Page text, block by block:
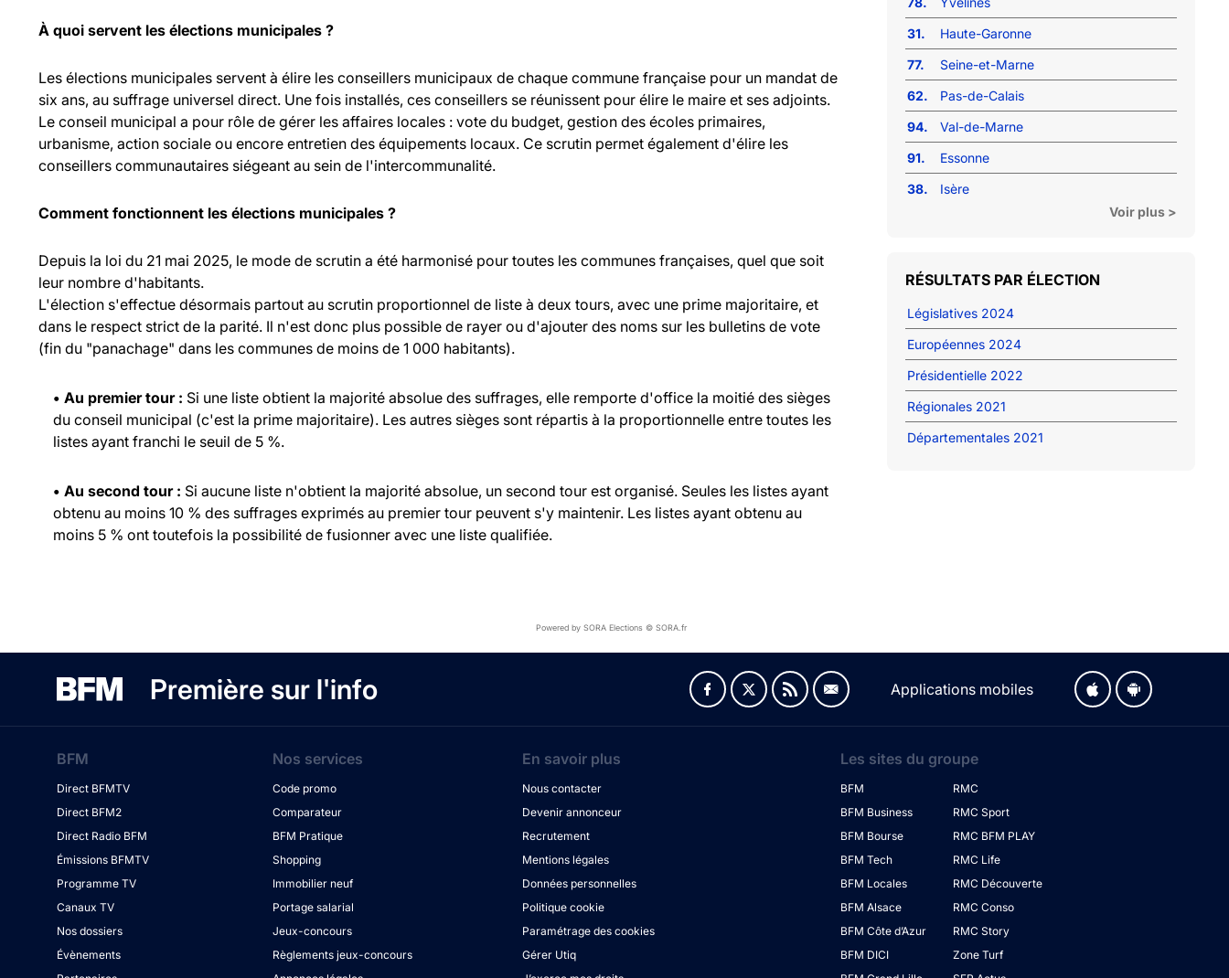
À quoi servent les élections municipales ?
Les élections municipales servent à élire les conseillers municipaux de chaque commune française pour un mandat de
six ans, au suffrage universel direct. Une fois installés, ces conseillers se réunissent pour élire le maire et ses adjoints.
Le conseil municipal a pour rôle de gérer les affaires locales : vote du budget, gestion des écoles primaires,
urbanisme, action sociale ou encore entretien des équipements locaux. Ce scrutin permet également d'élire les
conseillers communautaires siégeant au sein de l'intercommunalité.
Comment fonctionnent les élections municipales ?
Depuis la loi du 21 mai 2025, le mode de scrutin a été harmonisé pour toutes les communes françaises, quel que soit
leur nombre d'habitants.
L'élection s'effectue désormais partout au scrutin proportionnel de liste à deux tours, avec une prime majoritaire, et
dans le respect strict de la parité. Il n'est donc plus possible de rayer ou d'ajouter des noms sur les bulletins de vote
(fin du "panachage" dans les communes de moins de 1 000 habitants).
• Au premier tour : Si une liste obtient la majorité absolue des suffrages, elle remporte d'office la moitié des sièges
du conseil municipal (c'est la prime majoritaire). Les autres sièges sont répartis à la proportionnelle entre toutes les
listes ayant franchi le seuil de 5 %.
• Au second tour : Si aucune liste n'obtient la majorité absolue, un second tour est organisé. Seules les listes ayant
obtenu au moins 10 % des suffrages exprimés au premier tour peuvent s'y maintenir. Les listes ayant obtenu au
moins 5 % ont toutefois la possibilité de fusionner avec une liste qualifiée.
31.
Haute-Garonne
77.
Seine-et-Marne
62.
Pas-de-Calais
94.
Val-de-Marne
91.
Essonne
38.
Isère
Voir plus >
RÉSULTATS PAR ÉLECTION
Législatives 2024
Européennes 2024
Présidentielle 2022
Régionales 2021
Départementales 2021
Powered by SORA Elections © SORA.fr
Première sur l'info Applications mobiles
BFM
Direct BFMTV
Direct BFM2
Direct Radio BFM
Émissions BFMTV
Programme TV
Canaux TV
Nos dossiers
Évènements
Nos services
Code promo
Comparateur
BFM Pratique
Shopping
Immobilier neuf
Portage salarial
Jeux-concours
Règlements jeux-concours
En savoir plus
Nous contacter
Devenir annonceur
Recrutement
Mentions légales
Données personnelles
Politique cookie
Paramétrage des cookies
Gérer Utiq
Les sites du groupe
BFM
BFM Business
BFM Bourse
BFM Tech
BFM Locales
BFM Alsace
BFM Côte d’Azur
BFM DICI
RMC
RMC Sport
RMC BFM PLAY
RMC Life
RMC Découverte
RMC Conso
RMC Story
Zone Turf